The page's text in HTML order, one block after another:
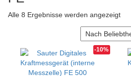
Alle 8 Ergebnisse werden angezeigt
-10%